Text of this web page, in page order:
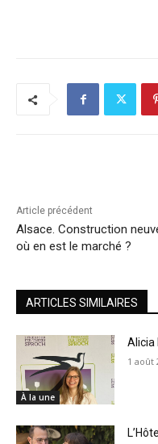
Article précédent
Alsace. Construction
où en est le marché ?
ARTICLES SIMILAIRES
À la une
Alicia
1 août